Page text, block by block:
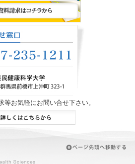
等お気軽にお問い合せ下さい。